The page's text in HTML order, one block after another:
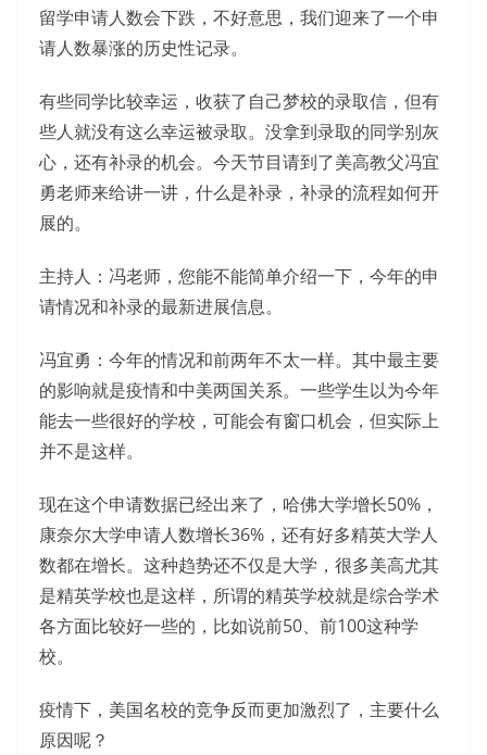
留学申请人数会下跌，不好意思，我们迎来了一个申
请人数暴涨的历史性记录。
有些同学比较幸运，收获了自己梦校的录取信，但有
些人就没有这么幸运被录取。没拿到录取的同学别灰
心，还有补录的机会。今天节目请到了美高教父冯宜
勇老师来给讲一讲，什么是补录，补录的流程如何开
展的。
主持人：冯老师，您能不能简单介绍一下，今年的申
请情况和补录的最新进展信息。
冯宜勇：今年的情况和前两年不太一样。其中最主要
的影响就是疫情和中美两国关系。一些学生以为今年
能去一些很好的学校，可能会有窗口机会，但实际上
并不是这样。
现在这个申请数据已经出来了，哈佛大学增长50%，
康奈尔大学申请人数增长36%，还有好多精英大学人
数都在增长。这种趋势还不仅是大学，很多美高尤其
是精英学校也是这样，所谓的精英学校就是综合学术
各方面比较好一些的，比如说前50、前100这种学
校。
疫情下，美国名校的竞争反而更加激烈了，主要什么
原因呢？